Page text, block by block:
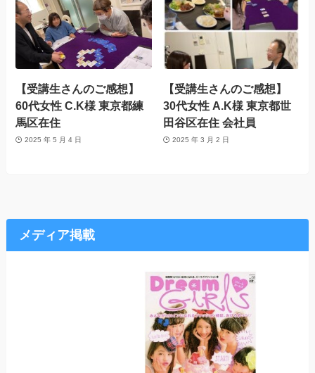
【受講生さんのご感想】
60代女性 C.K様 東京都練
馬区在住
2025 年 5 月 4 日
【受講生さんのご感想】
30代女性 A.K様 東京都世
田谷区在住 会社員
2025 年 3 月 2 日
メディア掲載